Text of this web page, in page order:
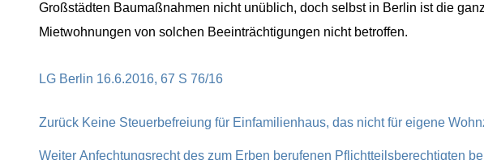
Großstädten Baumaßnahmen nicht unüblich, doch selbst in Berlin ist die
Mietwohnungen von solchen Beeinträchtigungen nicht betroffen.
LG Berlin 16.6.2016, 67 S 76/16
Beitragsnavigation
Zurück Vorheriger
Keine Steuerbefreiung für Einfamilienhaus, das nicht für eigene
Weiter Nächster
Anfechtungsrecht des zum Erben berufenen Pflichtteilsberechtigten